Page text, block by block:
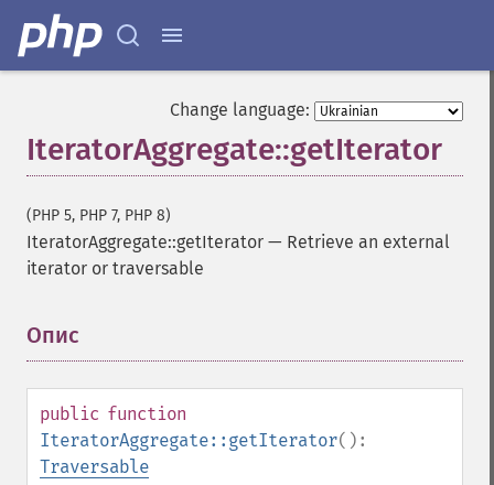
Change language:
IteratorAggregate::getIterator
(PHP 5, PHP 7, PHP 8)
IteratorAggregate::getIterator — Retrieve an external
iterator or traversable
Опис
public function
IteratorAggregate::getIterator():
Traversable